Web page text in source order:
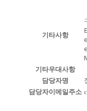
기타사항
구
E	13:00	22:00
e	16:30	22:00	        5시
en	17:30
기타우대사항
담당자명
담당자이메일주소